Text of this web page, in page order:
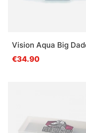
Vision Aqua Big
€34.90